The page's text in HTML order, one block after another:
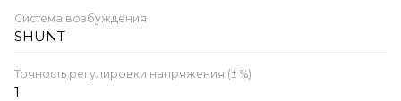
Система возбуждения
SHUNT
Точность регулировки напряжения (± %)
1